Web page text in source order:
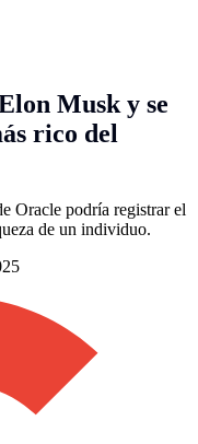
Musk y se
rico del
Oracle podría registrar el
de un individuo.